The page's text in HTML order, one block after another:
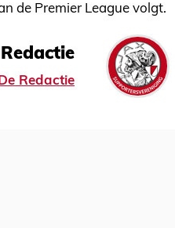
de Premier League volgt.
Redactie